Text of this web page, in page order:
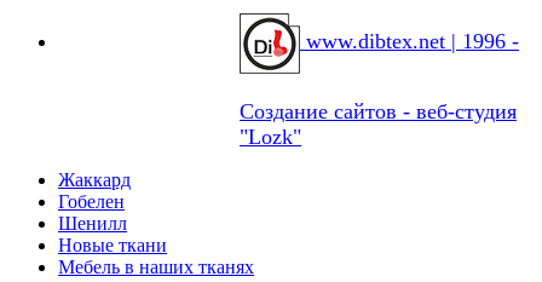
www.dibtex.net | 1996 -
Создание сайтов - веб-студия
"Lozk"
Жаккард
Гобелен
Шенилл
Новые ткани
Мебель в наших тканях